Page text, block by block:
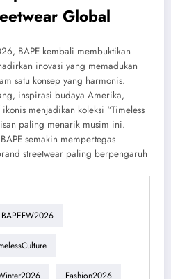
Global
BAPE kembali membuktikan
inovasi yang memadukan
satu konsep yang harmonis.
inspirasi budaya Amerika,
menjadikan koleksi “Timeless
paling menarik musim ini.
semakin mempertegas
streetwear paling berpengaruh
BAPEFW2026
Fashion2026